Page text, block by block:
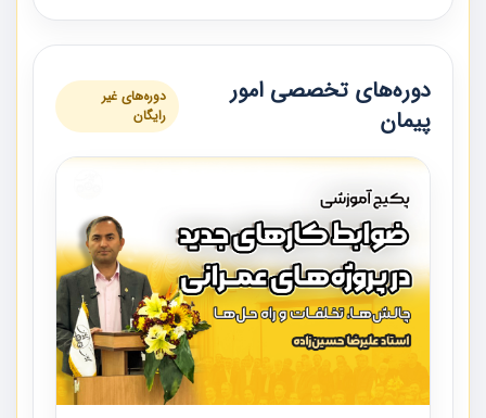
دوره‌های تخصصی امور
پیمان
دوره‌های غیر
رایگان